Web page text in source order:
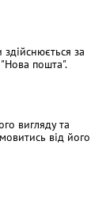
за
пошта".
вигляду та
від його